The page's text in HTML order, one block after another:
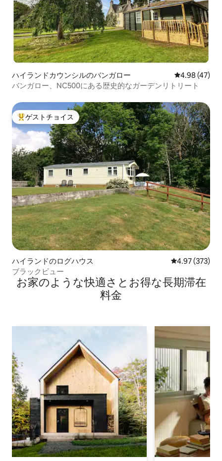
ハイランドカウンシルのバンガロー レビュー47
4.98 (47)
バンガロー、NC500にある歴史的なガーデンリトリート
大好評のゲストチョイスです。
ゲストチョイス
ハイランドのログハウス レビュー373
4.97 (373)
ブラックビュー
お家のような快⁠適⁠さ⁠とお⁠得⁠な長⁠期⁠滞⁠在
料⁠金